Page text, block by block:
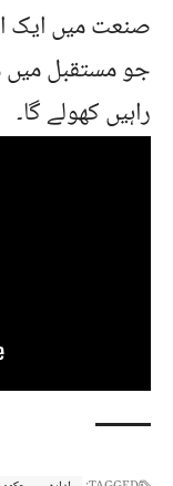
صنعت میں ایک
جو مستقبل میں
راہیں کھولے گا۔